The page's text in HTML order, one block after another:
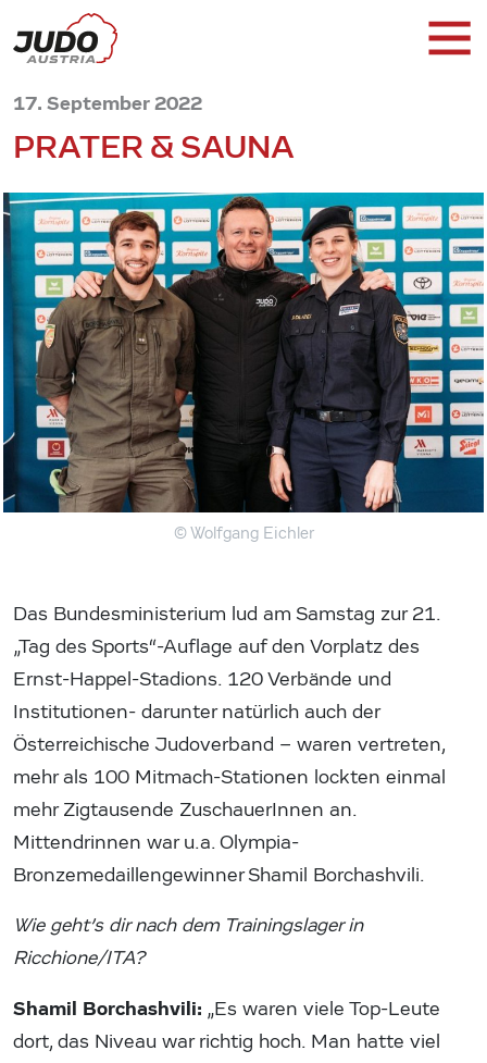
17. September 2022
PRATER & SAUNA
© Wolfgang Eichler
Das Bundesministerium lud am Samstag zur 21.
„Tag des Sports“-Auflage auf den Vorplatz des
Ernst-Happel-Stadions. 120 Verbände und
Institutionen- darunter natürlich auch der
Österreichische Judoverband – waren vertreten,
mehr als 100 Mitmach-Stationen lockten einmal
mehr Zigtausende ZuschauerInnen an.
Mittendrinnen war u.a. Olympia-
Bronzemedaillengewinner Shamil Borchashvili.
Wie geht’s dir nach dem Trainingslager in
Ricchione/ITA?
Shamil Borchashvili: „Es waren viele Top-Leute
dort, das Niveau war richtig hoch. Man hatte viel